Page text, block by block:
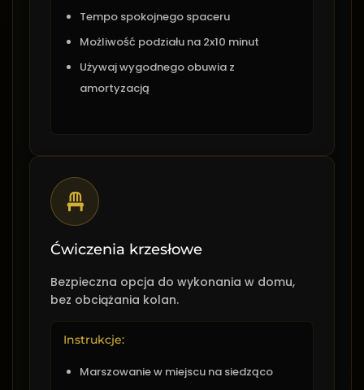
Tempo spokojnego spaceru
Możliwość podziału na 2x10 minut
Używaj wygodnego obuwia z
amortyzacją
Ćwiczenia krzesłowe
Bezpieczna opcja do wykonania w domu,
bez obciążania kolan.
Instrukcje:
Marszowanie w miejscu na siedząco